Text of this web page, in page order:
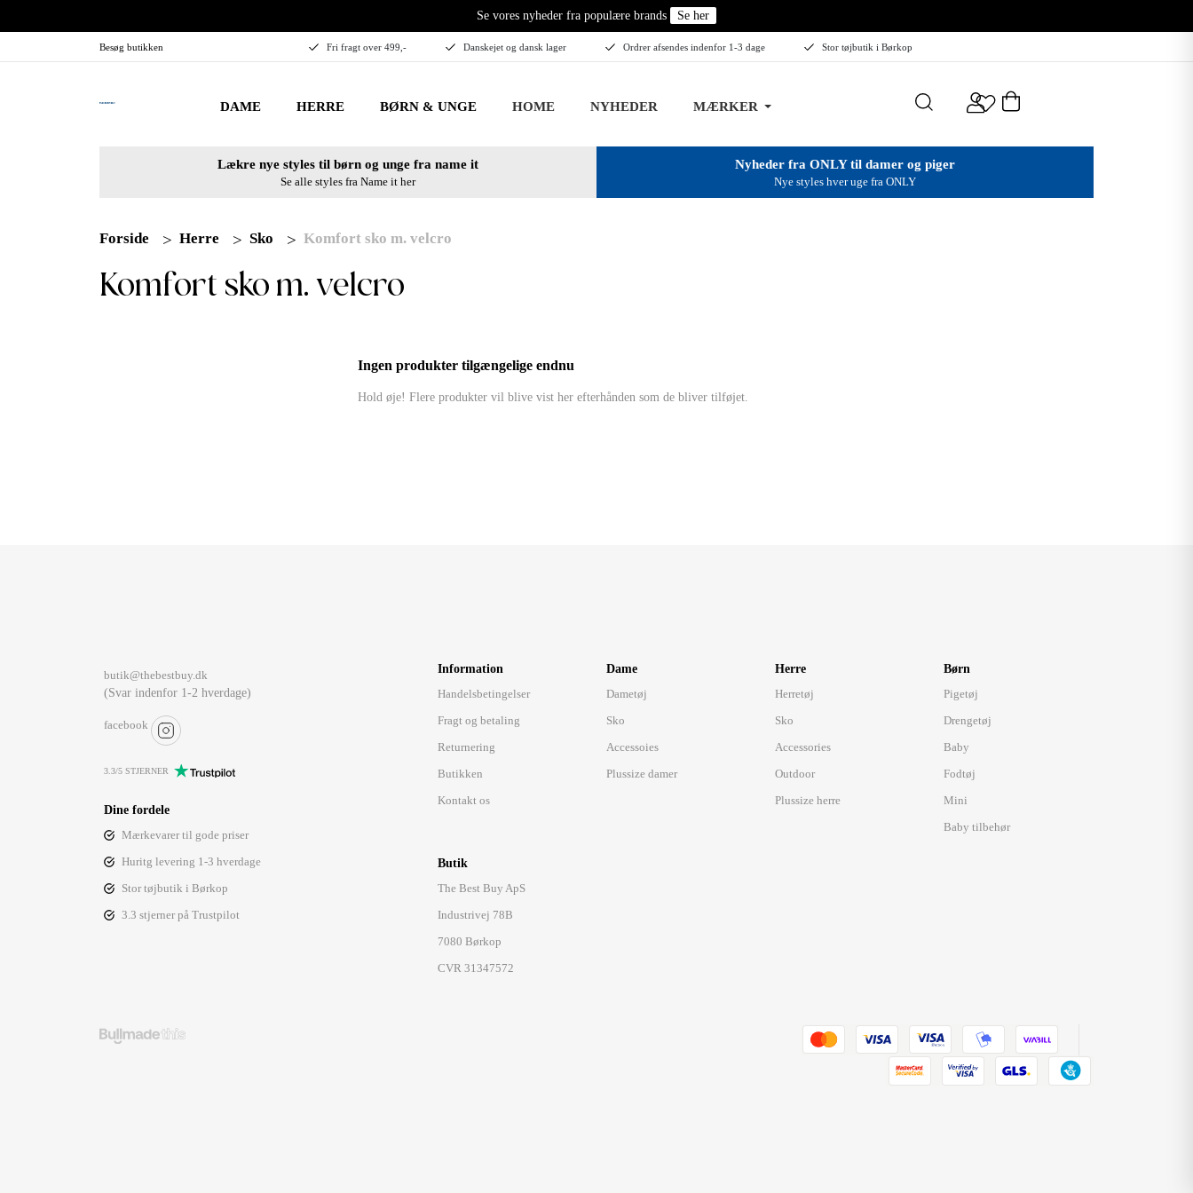
Se vores nyheder fra populære brands Se her
Besøg butikken Fri fragt over 499,- Danskejet og dansk lager Ordrer afsendes indenfor 1-3 dage Stor tøjbutik i Børkop
DAME HERRE BØRN & UNGE HOME NYHEDER MÆRKER
Lækre nye styles til børn og unge fra name it
Se alle styles fra Name it her
Nyheder fra ONLY til damer og piger
Nye styles hver uge fra ONLY
Forside Herre Sko Komfort sko m. velcro
Komfort sko m. velcro
Ingen produkter tilgængelige endnu
Hold øje! Flere produkter vil blive vist her efterhånden som de bliver tilføjet.
butik@thebestbuy.dk
(Svar indenfor 1-2 hverdage)
facebook
3.3/5 STJERNER
Dine fordele
Mærkevarer til gode priser
Huritg levering 1-3 hverdage
Stor tøjbutik i Børkop
3.3 stjerner på Trustpilot
Information
Handelsbetingelser
Fragt og betaling
Returnering
Butikken
Kontakt os
Butik
The Best Buy ApS
Industrivej 78B
7080 Børkop
CVR 31347572
Dame
Dametøj
Sko
Accessoies
Plussize damer
Herre
Herretøj
Sko
Accessories
Outdoor
Plussize herre
Børn
Pigetøj
Drengetøj
Baby
Fodtøj
Mini
Baby tilbehør